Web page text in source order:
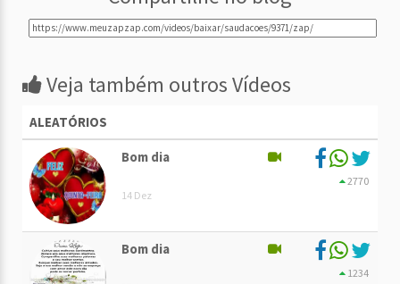
Veja também outros Vídeos
ALEATÓRIOS
Bom dia
14 Dez
2770
Bom dia
1234